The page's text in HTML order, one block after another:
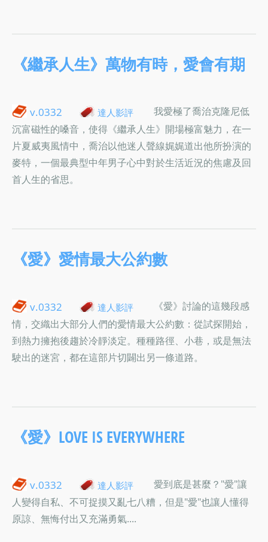
《繼承人生》萬物有時，愛會有期
v.0332 達人影評
我愛極了喬治克隆尼低
沉富磁性的嗓音，使得《繼承人生》開場極富魅力，在一
片夏威夷風情中，喬治以他迷人聲線娓娓道出他所扮演的
麥特，一個最典型中年男子心中對於生活近況的焦慮及回
首人生的省思。
《愛》愛情最大公約數
v.0332 達人影評
《愛》討論的這幾段感
情，交織出大部分人們的愛情最大公約數：從試探開始，
到熱力擁抱後趨於冷靜淡定。種種路徑、小巷，或是無法
駛出的迷宮，都在這部片切闢出另一條道路。
《愛》LOVE IS EVERYWHERE
v.0332 達人影評
愛到底是甚麼？"愛"讓
人變得自私、不可捉摸又亂七八糟，但是"愛"也讓人懂得
原諒、無悔付出又充滿勇氣....